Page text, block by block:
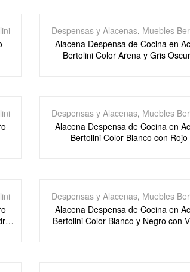
Despensas y Alacenas, Muebles
Alacena Despensa de Cocina en
Bertolini Color Arena y Gris
Despensas y Alacenas, Muebles
Alacena Despensa de Cocina en
Bertolini Color Blanco con Rojo
Despensas y Alacenas, Muebles
Alacena Despensa de Cocina en
Bertolini Color Blanco y Negro con